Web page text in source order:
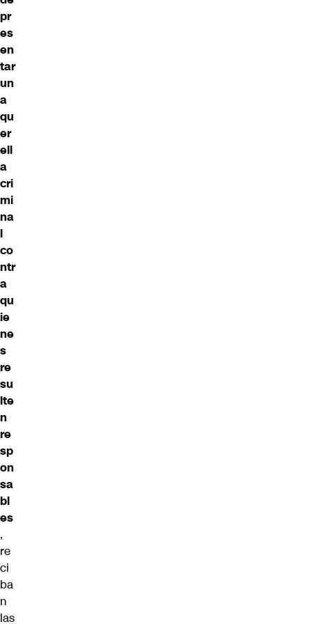
pr
es
en
tar
un
a
qu
er
ell
a
cri
mi
na
l
co
ntr
a
qu
ie
ne
s
re
su
lte
n
re
sp
on
sa
bl
es
,
re
ci
ba
n
las